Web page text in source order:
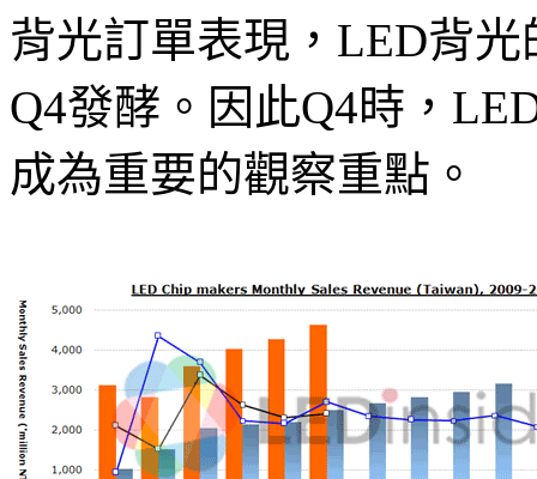
背光訂單表現，LED背
Q4發酵。因此Q4時，
成為重要的觀察重點。